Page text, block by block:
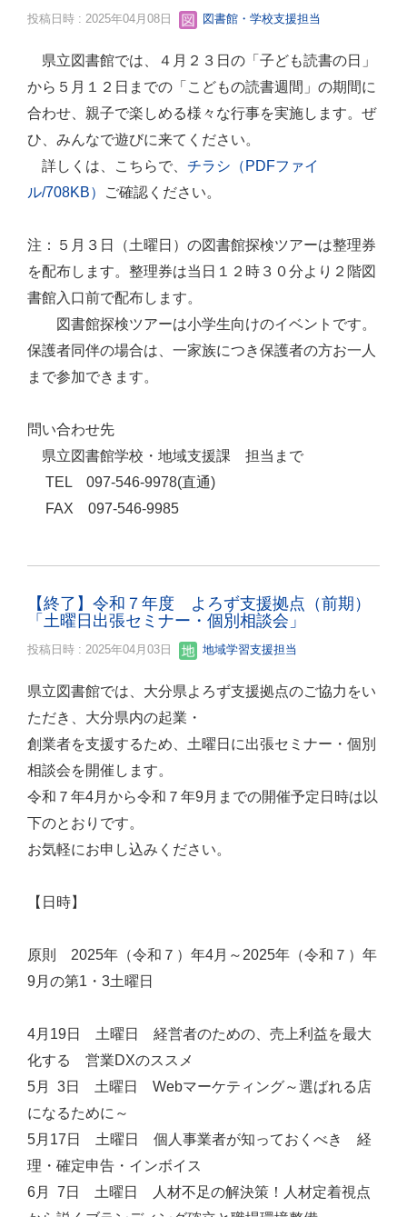
投稿日時 : 2025年04月08日 図書館・学校支援担当
県立図書館では、４月２３日の「子ども読書の日」
から５月１２日までの「こどもの読書週間」の期間に
合わせ、親子で楽しめる様々な行事を実施します。ぜ
ひ、みんなで遊びに来てください。
詳しくは、こちらで、 チラシ（PDFファイ
ル/708KB）
ご確認ください。
注：５月３日（土曜日）の図書館探検ツアーは整理券
を配布します。整理券は当日１２時３０分より２階図
書館入口前で配布します。
図書館探検ツアーは小学生向けのイベントです。
保護者同伴の場合は、一家族につき保護者の方お一人
まで参加できます。
問い合わせ先
県立図書館学校・地域支援課 担当まで
TEL 097-546-9978(直通)
FAX 097-546-9985
【終了】令和７年度 よろず支援拠点（前期）
「土曜日出張セミナー・個別相談会」
投稿日時 : 2025年04月03日 地域学習支援担当
県立図書館では、大分県よろず支援拠点のご協力をい
ただき、大分県内の起業・
創業者を支援するため、土曜日に出張セミナー・個別
相談会を開催します。
令和７年4月から令和７年9月までの開催予定日時は以
下のとおりです。
お気軽にお申し込みください。
【日時】
原則 2025年（令和７）年4月～2025年（令和７）年
9月の第1・3土曜日
4月19日 土曜日 経営者のための、売上利益を最大
化する 営業DXのススメ
5月 3日 土曜日 Webマーケティング～選ばれる店
になるために～
5月17日 土曜日 個人事業者が知っておくべき 経
理・確定申告・インボイス
6月 7日 土曜日 人材不足の解決策！人材定着視点